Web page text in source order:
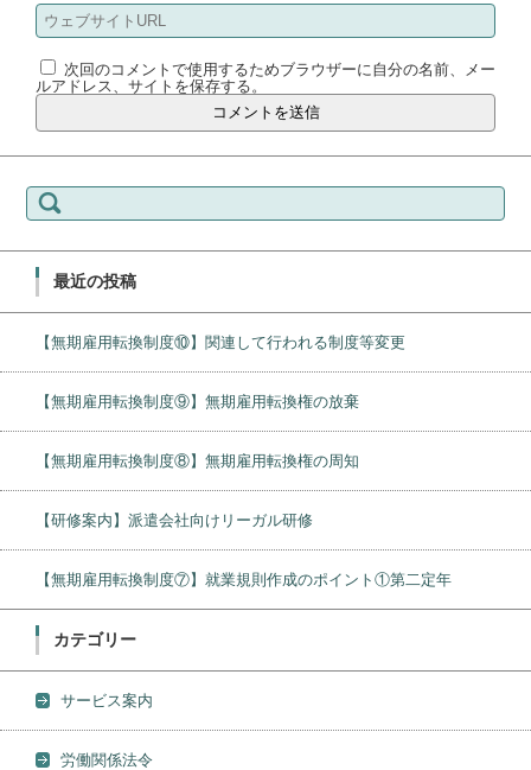
次回のコメントで使用するためブラウザーに自分の名前、メー
ルアドレス、サイトを保存する。
索:
最近の投稿
【無期雇用転換制度⑩】関連して行われる制度等変更
【無期雇用転換制度⑨】無期雇用転換権の放棄
【無期雇用転換制度⑧】無期雇用転換権の周知
【研修案内】派遣会社向けリーガル研修
【無期雇用転換制度⑦】就業規則作成のポイント①第二定年
カテゴリー
サービス案内
労働関係法令